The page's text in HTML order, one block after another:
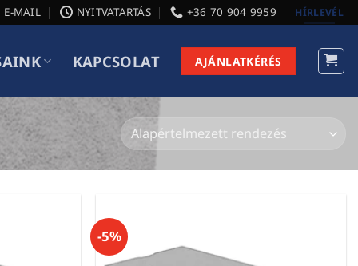
E-MAIL NYITVATARTÁS +36 70 904 9959 HÍRLEVÉL
KAPCSOLAT AJÁNLATKÉRÉS
-5%